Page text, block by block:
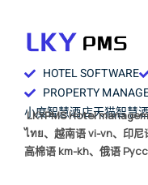
HOTEL SOFTWARE
PROPERTY
小度智慧酒店天猫智慧
LKYPMS Hotel
ไทย、越南语 vi-vn、印尼
高棉语 km-kh、俄语